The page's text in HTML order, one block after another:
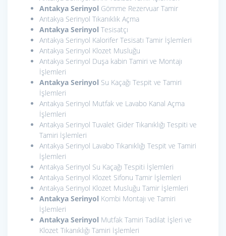
Antakya Serinyol Gömme Rezervuar Tamir
Antakya Serinyol Tıkanıklık Açma
Antakya Serinyol Tesisatçı
Antakya Serinyol Kalorifer Tesisatı Tamir İşlemleri
Antakya Serinyol Klozet Musluğu
Antakya Serinyol Duşa kabin Tamiri ve Montajı
İşlemleri
Antakya Serinyol Su Kaçağı Tespit ve Tamiri
İşlemleri
Antakya Serinyol Mutfak ve Lavabo Kanal Açma
İşlemleri
Antakya Serinyol Tuvalet Gider Tıkanıklığı Tespiti ve
Tamiri İşlemleri
Antakya Serinyol Lavabo Tıkanıklığı Tespit ve Tamiri
İşlemleri
Antakya Serinyol Su Kaçağı Tespiti İşlemleri
Antakya Serinyol Klozet Sifonu Tamir İşlemleri
Antakya Serinyol Klozet Musluğu Tamir İşlemleri
Antakya Serinyol Kombi Montajı ve Tamiri
İşlemleri
Antakya Serinyol Mutfak Tamiri Tadilat İşleri ve
Klozet Tıkanıklığı Tamiri İşlemleri